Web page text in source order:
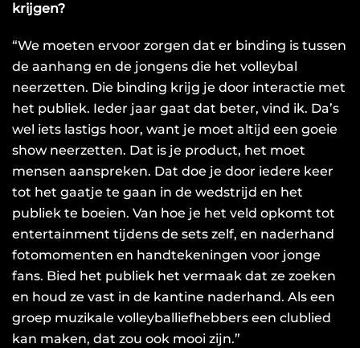
krijgen?
“We moeten ervoor zorgen dat er binding is tussen
de aanhang en de jongens die het volleybal
neerzetten. Die binding krijg je door interactie met
het publiek. Ieder jaar gaat dat beter, vind ik. Da’s
wel iets lastigs hoor, want je moet altijd een goeie
show neerzetten. Dat is je product, het moet
mensen aanspreken. Dat doe je door iedere keer
tot het gaatje te gaan in de wedstrijd en het
publiek te boeien. Van hoe je het veld opkomt tot
entertainment tijdens de sets zelf, en naderhand
fotomomenten en handtekeningen voor jonge
fans. Bied het publiek het vermaak dat ze zoeken
en houd ze vast in de kantine naderhand. Als een
groep muzikale volleyballiefhebbers een clublied
kan maken, dat zou ook mooi zijn.”